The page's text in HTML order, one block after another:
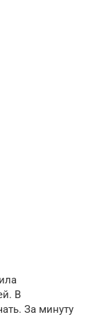
В
За минуту